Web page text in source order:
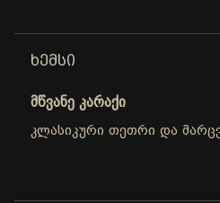
ᲮᲔᲛᲡᲘ
მწვანე კარაქი
კლასიკური თეთრი და